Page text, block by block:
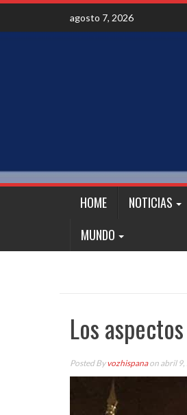
Skip
content
agosto 7, 2026
HOME NOTICIAS
MUNDO
Los
Posted Byvozhispanaon abril 9,